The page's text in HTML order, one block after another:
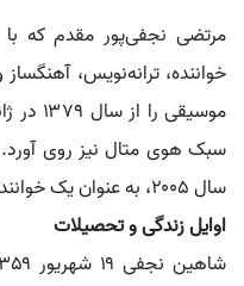
مرتضی نجفی‌پور مقدم که
خواننده، ترانه‌نویس،
سبک هوی متال نیز روی آورد.
سال ۲۰۰۵، به عنوان یک خواننده زیرزمینی در ایران فعالیت می‌کرد.
اوایل زندگی و تحصیلات